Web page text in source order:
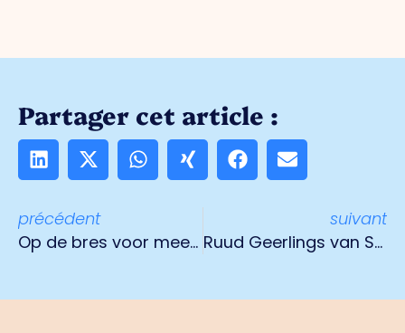
Partager cet article :
précédent
Op de bres voor meer vrachtwagenparkeerplaatsen
suivant
Ruud Geerlings van Scheuten Glas: “Snelle groei van Venlo schreeuwt om voortzetten BIZ”